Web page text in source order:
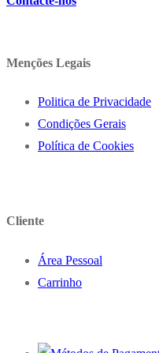
Menções Legais
Politica de Privacidade
Condições Gerais
Política de Cookies
Cliente
Área Pessoal
Carrinho